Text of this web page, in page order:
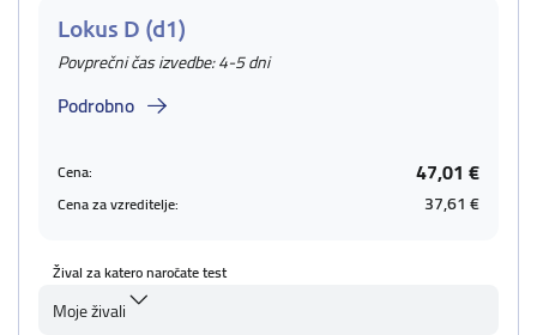
Lokus D (d1)
Povprečni čas izvedbe: 4-5 dni
Podrobno
Cena: 47,01 €
Cena za vzreditelje: 37,61 €
Žival za katero naročate test
Moje živali